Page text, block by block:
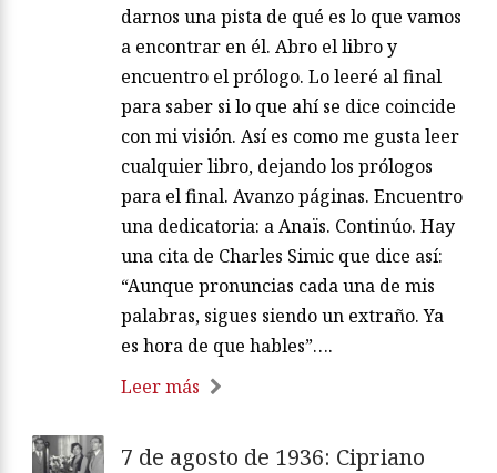
darnos una pista de qué es lo que vamos
a encontrar en él. Abro el libro y
encuentro el prólogo. Lo leeré al final
para saber si lo que ahí se dice coincide
con mi visión. Así es como me gusta leer
cualquier libro, dejando los prólogos
para el final. Avanzo páginas. Encuentro
una dedicatoria: a Anaïs. Continúo. Hay
una cita de Charles Simic que dice así:
“Aunque pronuncias cada una de mis
palabras, sigues siendo un extraño. Ya
es hora de que hables”….
Leer más
7 de agosto de 1936: Cipriano